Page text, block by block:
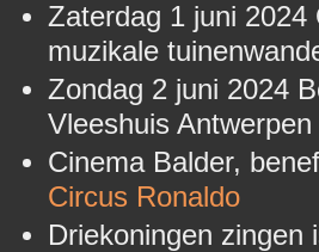
Zaterdag 1 juni 2024
muzikale
Zondag 2 juni 2024
Vleeshuis
Cinema Balder,
Circus Ronaldo
Driekoningen zingen